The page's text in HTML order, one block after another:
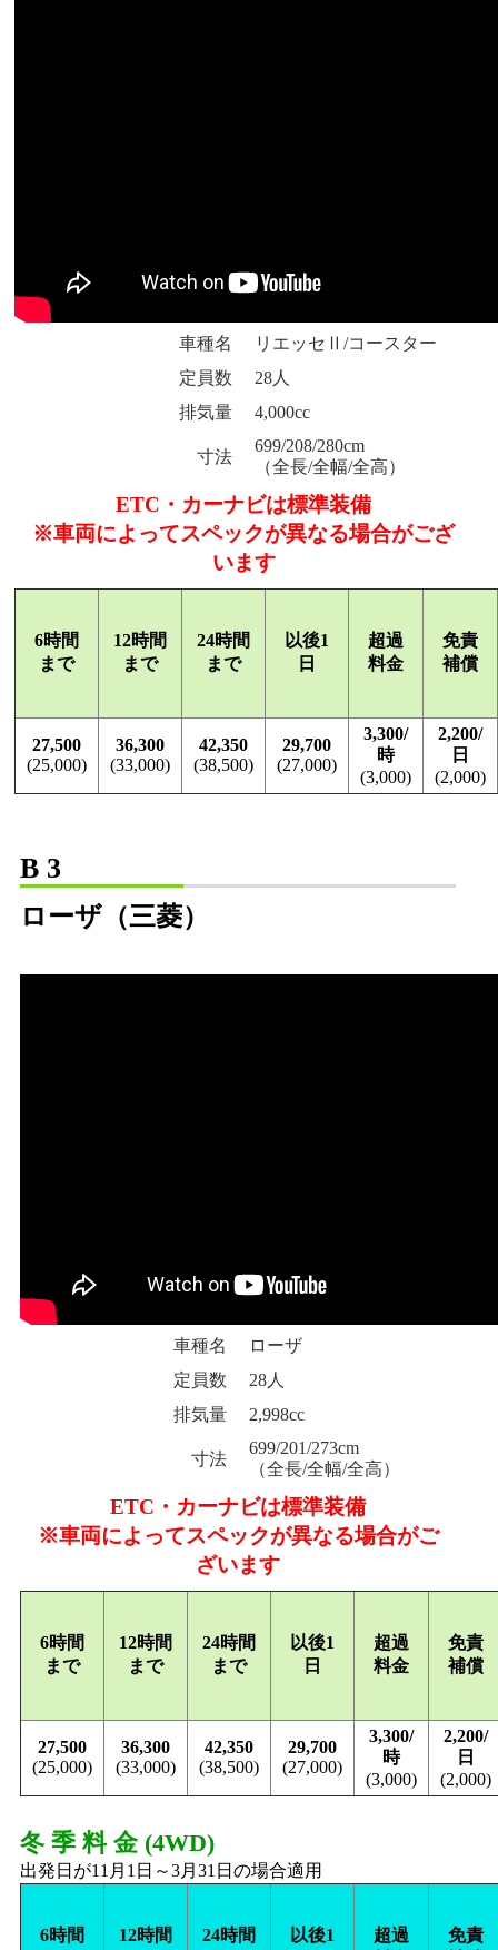
車種名
リエッセⅡ/コースター
定員数
28人
排気量
4,000cc
寸法
699/208/280cm
（全長/全幅/全高）
ETC・カーナビは標準装備
※車両によってスペックが異なる場合がござ
います
6時間
まで
12時間
まで
24時間
まで
以後1
日
超過
料金
免責
補償
27,500
(25,000)
36,300
(33,000)
42,350
(38,500)
29,700
(27,000)
3,300/
時
(3,000)
2,200/
日
(2,000)
B 3
ローザ（三菱）
車種名
ローザ
定員数
28人
排気量
2,998cc
寸法
699/201/273cm
（全長/全幅/全高）
ETC・カーナビは標準装備
※車両によってスペックが異なる場合がご
ざいます
6時間
まで
12時間
まで
24時間
まで
以後1
日
超過
料金
免責
補償
27,500
(25,000)
36,300
(33,000)
42,350
(38,500)
29,700
(27,000)
3,300/
時
(3,000)
2,200/
日
(2,000)
冬 季 料 金 (4WD)
出発日が11月1日～3月31日の場合適用
6時間
12時間
24時間
以後1
超過
免責